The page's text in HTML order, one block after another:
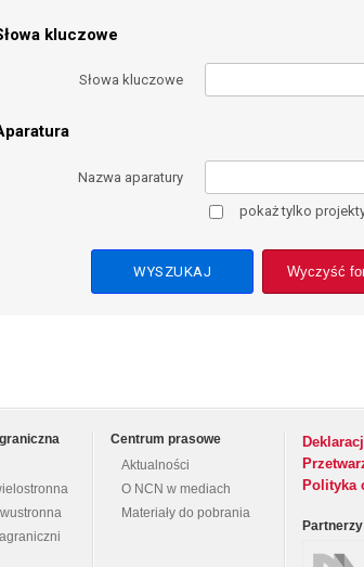
kluczowe
Słowa kluczowe
Nazwa aparatury
pokaż tylko
Wyczyść
Centrum prasowe
Aktualności
O NCN w mediach
Materiały do pobrania
Polityka
Partnerzy